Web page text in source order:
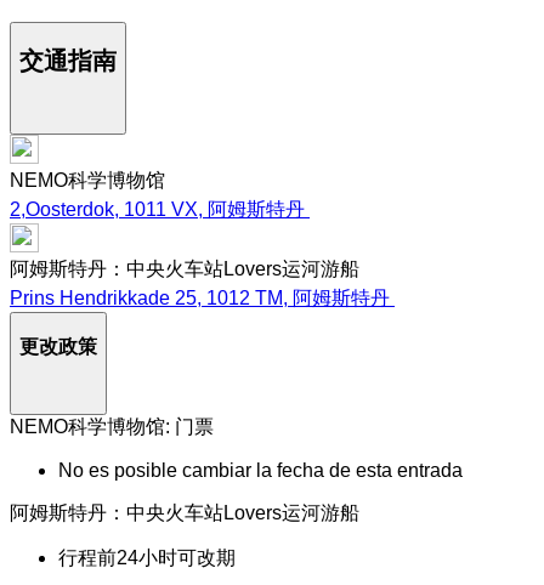
交通指南
NEMO科学博物馆
2,Oosterdok, 1011 VX, 阿姆斯特丹
阿姆斯特丹：中央火车站Lovers运河游船
Prins Hendrikkade 25, 1012 TM, 阿姆斯特丹
更改政策
NEMO科学博物馆: 门票
No es posible cambiar la fecha de esta entrada
阿姆斯特丹：中央火车站Lovers运河游船
行程前24小时可改期